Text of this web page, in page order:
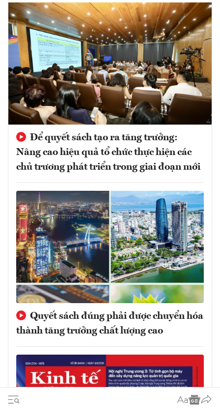
Để quyết sách tạo ra tăng trưởng:
Nâng cao hiệu quả tổ chức thực hiện các
chủ trương phát triển trong giai đoạn mới
Quyết sách đúng phải được chuyển hóa
thành tăng trưởng chất lượng cao